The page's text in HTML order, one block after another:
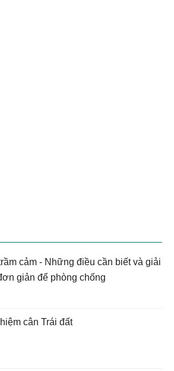
cảm - Những điều cần biết và giải
giản để phòng chống
cân Trái đất